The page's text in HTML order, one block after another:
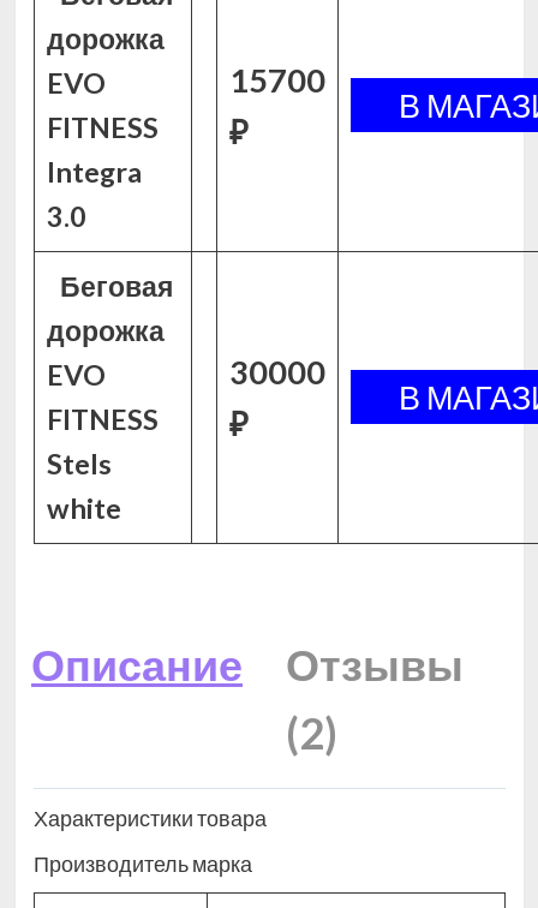
дорожка
EVO
FITNESS
Integra
3.0
15700
₽
Беговая
дорожка
EVO
FITNESS
Stels
white
30000
₽
Описание
Отзывы
(2)
Характеристики товара
Производитель марка